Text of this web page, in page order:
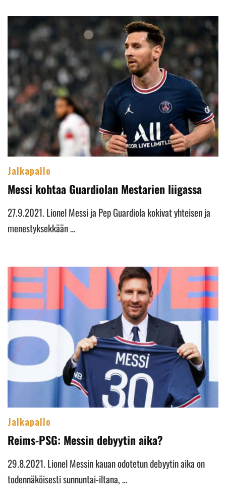
Jalkapallo
Messi kohtaa Guardiolan Mestarien liigassa
27.9.2021. Lionel Messi ja Pep Guardiola kokivat yhteisen ja
menestyksekkään …
Jalkapallo
Reims-PSG: Messin debyytin aika?
29.8.2021. Lionel Messin kauan odotetun debyytin aika on
todennäköisesti sunnuntai-iltana, …